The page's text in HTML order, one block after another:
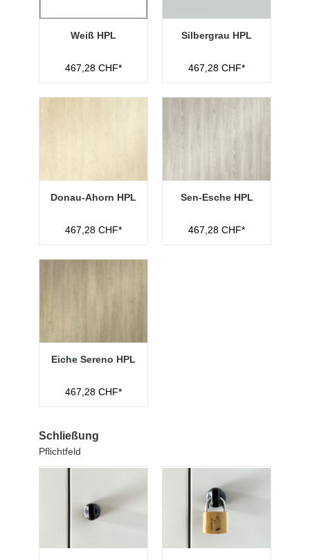
Weiß HPL
467,28 CHF*
Silbergrau HPL
467,28 CHF*
Donau-Ahorn HPL
467,28 CHF*
Sen-Esche HPL
467,28 CHF*
Eiche Sereno HPL
467,28 CHF*
Schließung
Pflichtfeld